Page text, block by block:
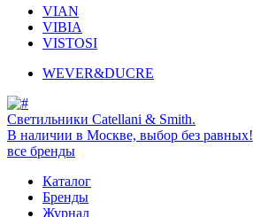
VIAN
VIBIA
VISTOSI
WEVER&DUCRE
Светильники Catellani & Smith.
В наличии в Москве, выбор без равных!
все бренды
Каталог
Бренды
Журнал